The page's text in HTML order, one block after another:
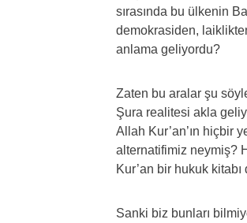
sırasında bu ülkenin
demokrasiden,
anlama geliyordu?
Zaten bu aralar şu
Şura realitesi akla
Allah Kur’an’ın hiçbir
alternatifimiz neymiş?
Kur’an bir hukuk
Sanki biz bunları